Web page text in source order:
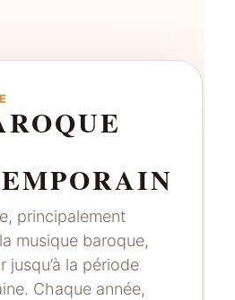
principalement
musique baroque,
jusqu’à la période
Chaque année,